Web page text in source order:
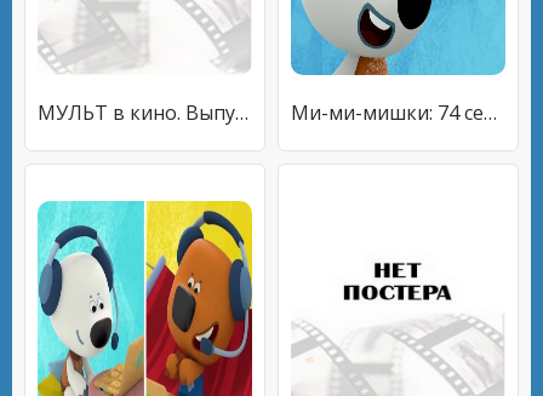
МУЛЬТ в кино. Выпуск №60. Отдыхаем вместе! Ми-ми-мишки: 74 серия - Пропавшая кукла